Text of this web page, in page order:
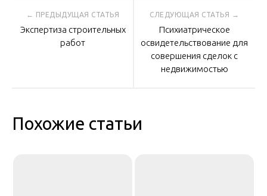
Навигация
Экспертиза строительных
работ
Психиатрическое
освидетельствование для
совершения сделок с
недвижимостью
Похожие статьи